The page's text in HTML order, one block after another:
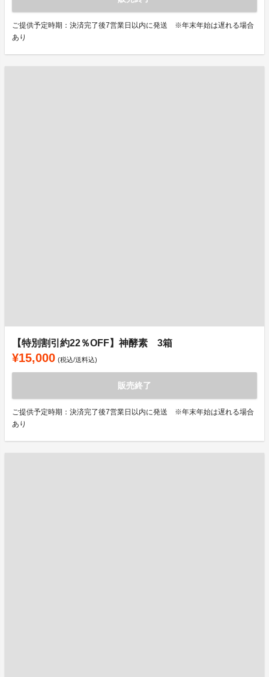
ご提供予定時期：決済完了後7営業日以内に発送 ※年末年始は遅れる場合
あり
【特別割引約22％OFF】神酵素 3箱
¥15,000 (税込/送料込)
販売終了
ご提供予定時期：決済完了後7営業日以内に発送 ※年末年始は遅れる場合
あり